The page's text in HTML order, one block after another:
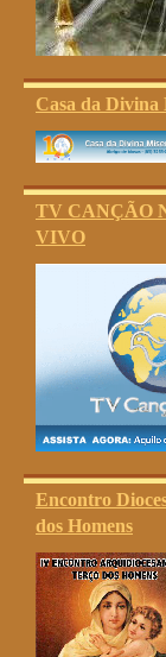
Casa da
TV CANÇÃO
VIVO
Encontro
dos Homens